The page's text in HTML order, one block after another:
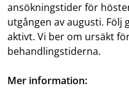
ansökningstider för
utgången av augusti.
aktivt. Vi ber om ursäkt
behandlingstiderna.
Mer information: